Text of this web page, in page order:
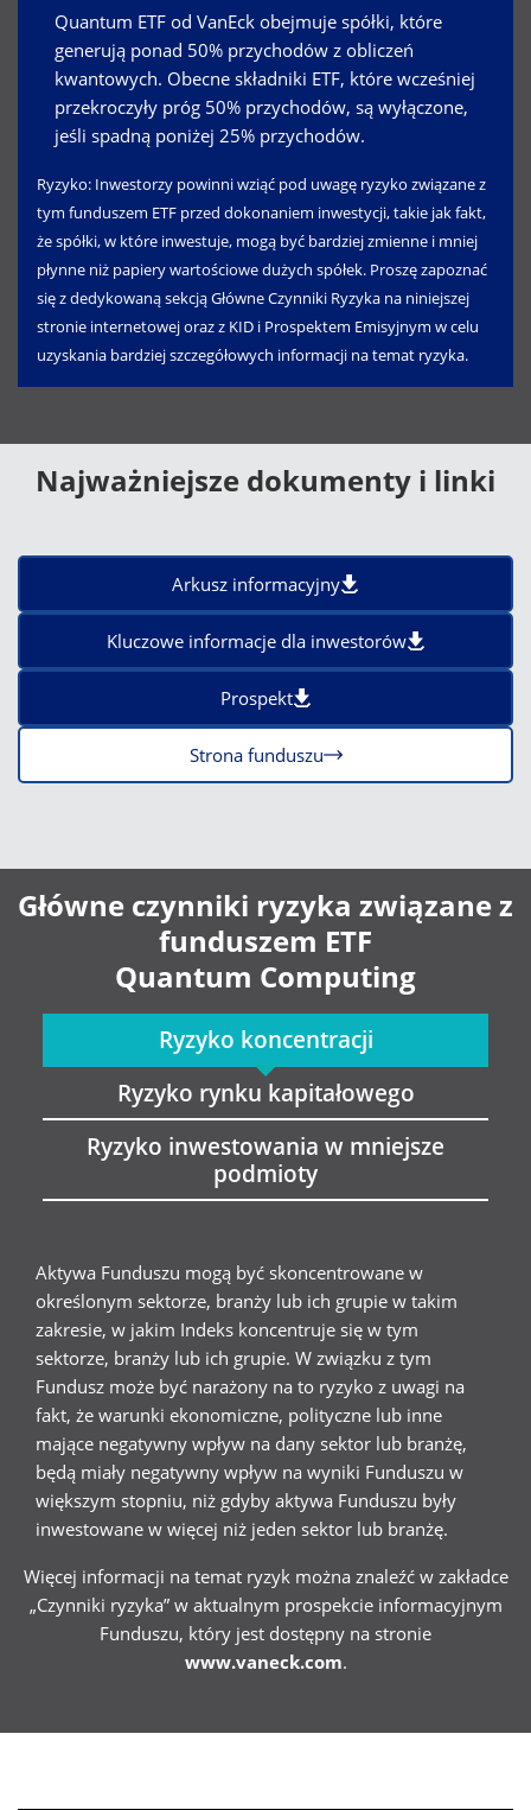
Quantum ETF od VanEck obejmuje spółki, które
generują ponad 50% przychodów z obliczeń
kwantowych. Obecne składniki ETF, które wcześniej
przekroczyły próg 50% przychodów, są wyłączone,
jeśli spadną poniżej 25% przychodów.
Ryzyko: Inwestorzy powinni wziąć pod uwagę ryzyko związane z
tym funduszem ETF przed dokonaniem inwestycji, takie jak fakt,
że spółki, w które inwestuje, mogą być bardziej zmienne i mniej
płynne niż papiery wartościowe dużych spółek. Proszę zapoznać
się z dedykowaną sekcją Główne Czynniki Ryzyka na niniejszej
stronie internetowej oraz z KID i Prospektem Emisyjnym w celu
uzyskania bardziej szczegółowych informacji na temat ryzyka.
Najważniejsze dokumenty i linki
Arkusz informacyjny
Kluczowe informacje dla inwestorów
Prospekt
Strona funduszu
Główne czynniki ryzyka związane z
funduszem ETF
Quantum Computing
Ryzyko koncentracji
Ryzyko rynku kapitałowego
Ryzyko inwestowania w mniejsze
podmioty
Aktywa Funduszu mogą być skoncentrowane w
określonym sektorze, branży lub ich grupie w takim
zakresie, w jakim Indeks koncentruje się w tym
sektorze, branży lub ich grupie. W związku z tym
Fundusz może być narażony na to ryzyko z uwagi na
fakt, że warunki ekonomiczne, polityczne lub inne
mające negatywny wpływ na dany sektor lub branżę,
będą miały negatywny wpływ na wyniki Funduszu w
większym stopniu, niż gdyby aktywa Funduszu były
inwestowane w więcej niż jeden sektor lub branżę.
Więcej informacji na temat ryzyk można znaleźć w zakładce
„Czynniki ryzyka” w aktualnym prospekcie informacyjnym
Funduszu, który jest dostępny na stronie
www.vaneck.com.